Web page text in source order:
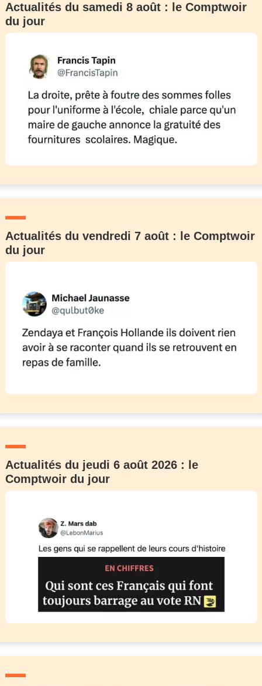
Actualités du samedi 8 août : le Comptwoir
du jour
Actualités du vendredi 7 août : le Comptwoir
du jour
Actualités du jeudi 6 août 2026 : le
Comptwoir du jour